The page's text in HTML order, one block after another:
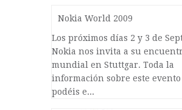
Nokia World 2009
Los próximos días 2 y 3 de
Nokia nos invita a su
mundial en Stuttgar. Toda la
información sobre este evento
podéis e...